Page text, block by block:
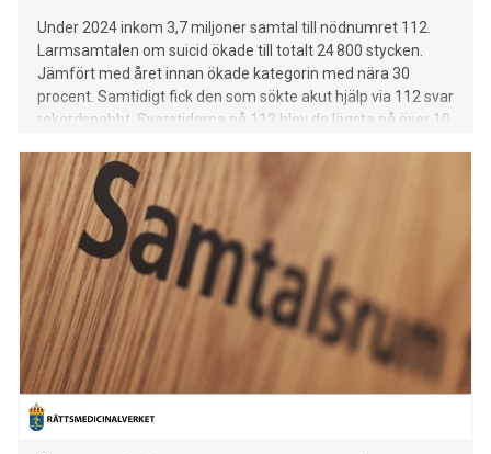
Under 2024 inkom 3,7 miljoner samtal till nödnumret 112.
Larmsamtalen om suicid ökade till totalt 24 800 stycken.
Jämfört med året innan ökade kategorin med nära 30
procent. Samtidigt fick den som sökte akut hjälp via 112 svar
rekordsnabbt. Svarstiderna på 112 blev de lägsta på över 10
hos SOS Alarm. Rapporten överlämnas till regeringen.